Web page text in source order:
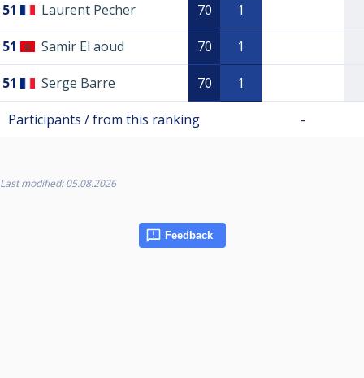
51 Laurent Pecher 70 1
51 Samir El aoud 70 1
51 Serge Barre 70 1
Participants / from this ranking -
Last modified: 05.08.2026
Feedback